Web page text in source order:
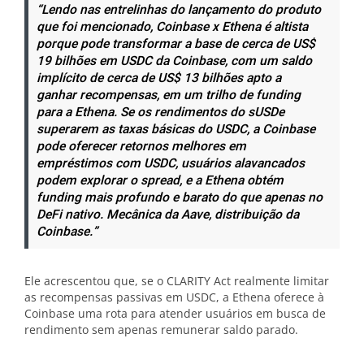
“Lendo nas entrelinhas do lançamento do produto
que foi mencionado, Coinbase x Ethena é altista
porque pode transformar a base de cerca de US$
19 bilhões em USDC da Coinbase, com um saldo
implícito de cerca de US$ 13 bilhões apto a
ganhar recompensas, em um trilho de funding
para a Ethena. Se os rendimentos do sUSDe
superarem as taxas básicas do USDC, a Coinbase
pode oferecer retornos melhores em
empréstimos com USDC, usuários alavancados
podem explorar o spread, e a Ethena obtém
funding mais profundo e barato do que apenas no
DeFi nativo. Mecânica da Aave, distribuição da
Coinbase.”
Ele acrescentou que, se o CLARITY Act realmente limitar
as recompensas passivas em USDC, a Ethena oferece à
Coinbase uma rota para atender usuários em busca de
rendimento sem apenas remunerar saldo parado.